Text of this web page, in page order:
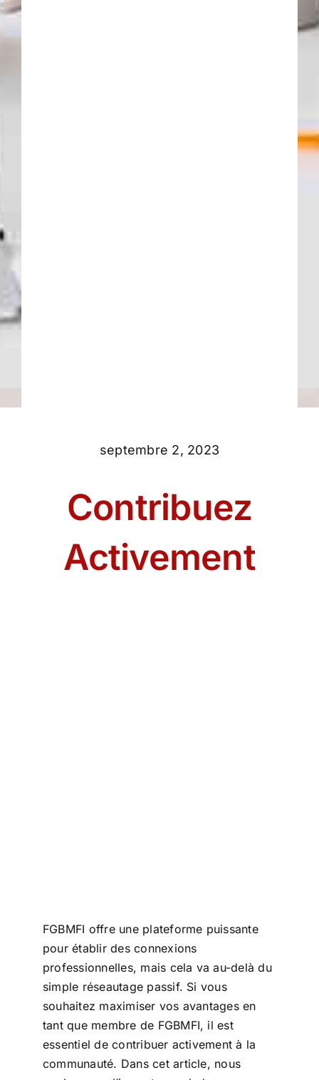
septembre 2, 2023
Contribuez
Activement
FGBMFI offre une plateforme puissante
pour établir des connexions
professionnelles, mais cela va au-delà du
simple réseautage passif. Si vous
souhaitez maximiser vos avantages en
tant que membre de FGBMFI, il est
essentiel de contribuer activement à la
communauté. Dans cet article, nous